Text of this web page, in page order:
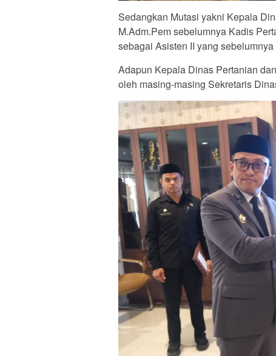
Sedangkan Mutasi yakni Kepala
M.Adm.Pem sebelumnya Kadis
sebagai Asisten II yang
Adapun Kepala Dinas Pertanian
oleh masing-masing Sekretaris